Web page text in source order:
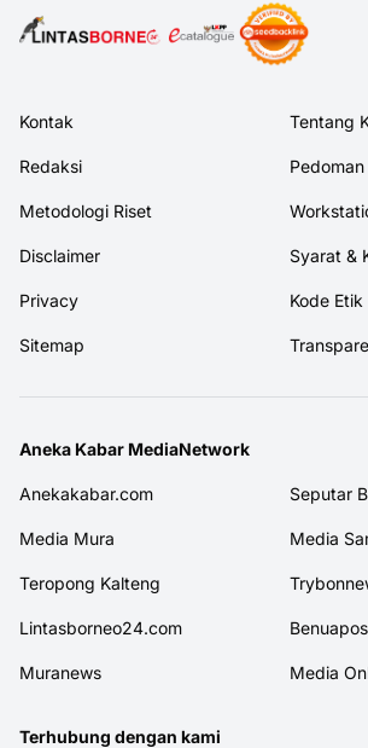
Kontak Tentang
Redaksi
Metodologi Riset
Disclaimer Syarat &
Privacy Kode Etik
Sitemap
Aneka Kabar MediaNetwork
Anekakabar.com Seputar
Media Mura Media
Teropong Kalteng
Lintasborneo24.com
Muranews Media
Terhubung dengan kami